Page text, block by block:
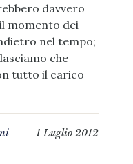
davvero
momento dei
nel tempo;
che
tutto il carico
1 Luglio 2012